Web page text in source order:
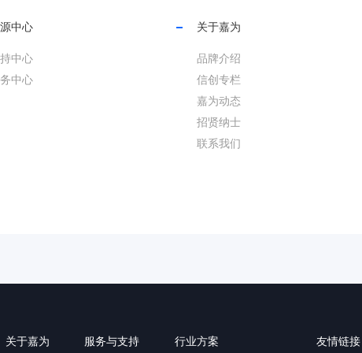
中心
中心
中心
关于嘉为
品牌介绍
信创专栏
嘉为动态
招贤纳士
联系我们
关于嘉为 服务与支持 行业方案 友情链接